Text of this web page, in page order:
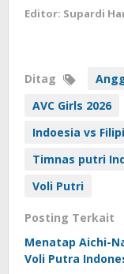
Editor: Supardi
Ditag
AVC Girls 2026
Indoesia vs
Timnas putri
Voli Putri
Posting Terkait
Menatap Aichi-
Voli Putra